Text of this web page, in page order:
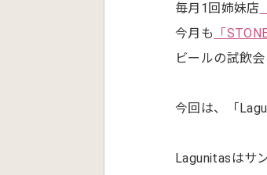
毎月1回姉妹店
今月も
「
ビールの試飲
今回は、「
Lagunitasはサ